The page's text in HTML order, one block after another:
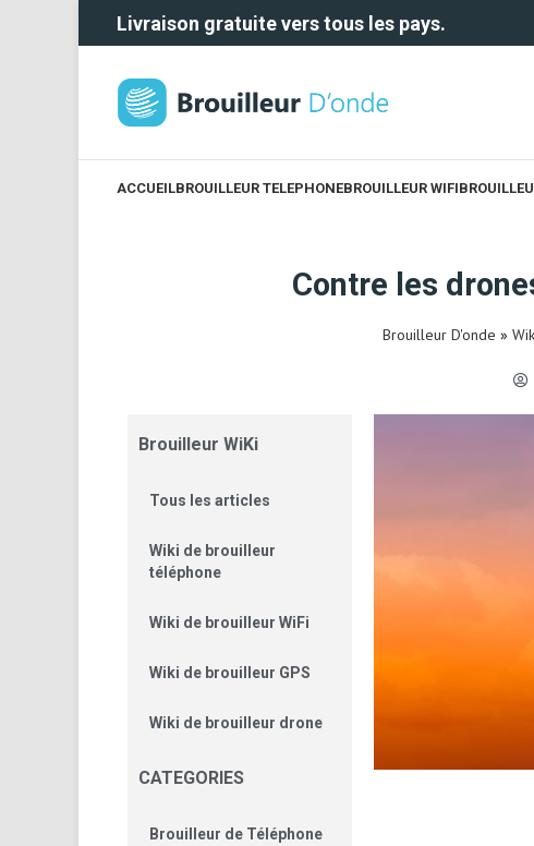
Livraison gratuite vers tous les pays.
ACCUEILBROUILLEUR TELEPHONEBROUILLEUR WIFI
Contre les
Brouilleur D'onde »
Brouilleur WiKi
Tous les articles
Wiki de brouilleur
téléphone
Wiki de brouilleur WiFi
Wiki de brouilleur GPS
Wiki de brouilleur drone
CATEGORIES
Brouilleur de Téléphone